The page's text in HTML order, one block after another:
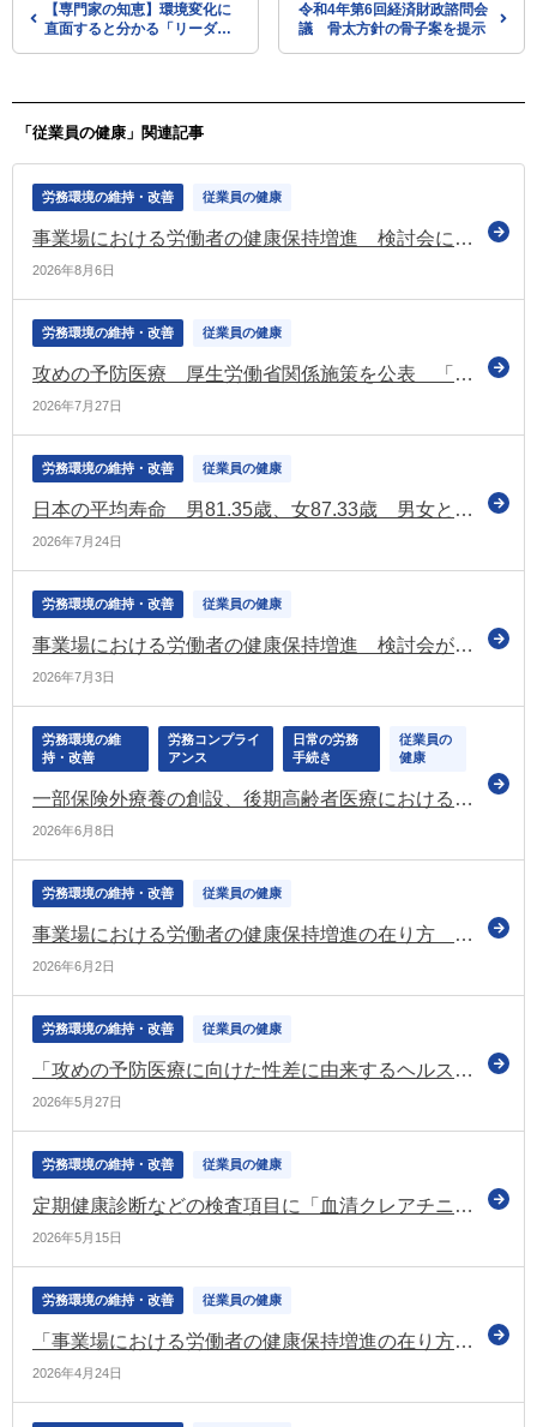
【専門家の知恵】環境変化に
直面すると分かる「リーダー
令和4年第6回経済財政諮問会
議 骨太方針の骨子案を提示
「従業員の健康」関連記事
労務環境の維持・改善 従業員の健康
事業場における労働者の健康保持増進 検討会において報告書（案）の検討を進める（厚労省）
2026年8月6日
労務環境の維持・改善 従業員の健康
攻めの予防医療 厚生労働省関係施策を公表 「事業主・保険者連携」（コラボヘルス）も推進
2026年7月27日
労務環境の維持・改善 従業員の健康
日本の平均寿命 男81.35歳、女87.33歳 男女とも前年を上回る（令和7年簡易生命表）
2026年7月24日
労務環境の維持・改善 従業員の健康
事業場における労働者の健康保持増進 検討会が報告書（案）を提示 2次予防を推進 事業者の自主的な取組を後押し（厚労省）
2026年7月3日
労務環境の維
持・改善
労務コンプライ
アンス
日常の労務
手続き
従業員の
健康
一部保険外療養の創設、後期高齢者医療における金融所得の勘案、出産に係る給付体系の見直しなどを盛り込んだ健康保険等の改正法 官報に公布
2026年6月8日
労務環境の維持・改善 従業員の健康
事業場における労働者の健康保持増進の在り方 論点について意見交換（厚労省の検討会）
2026年6月2日
労務環境の維持・改善 従業員の健康
「攻めの予防医療に向けた性差に由来するヘルスケアに関する副大臣等会議」が論点を整理（内閣官房）
2026年5月27日
労務環境の維持・改善 従業員の健康
定期健康診断などの検査項目に「血清クレアチニン検査」を追加するなどの改正を行う（令和9年4月～） 改正内容を周知するための通達などを公表（厚労省）
2026年5月15日
労務環境の維持・改善 従業員の健康
「事業場における労働者の健康保持増進の在り方に関する検討会」 指針の見直しに向け初会合（厚労省）
2026年4月24日